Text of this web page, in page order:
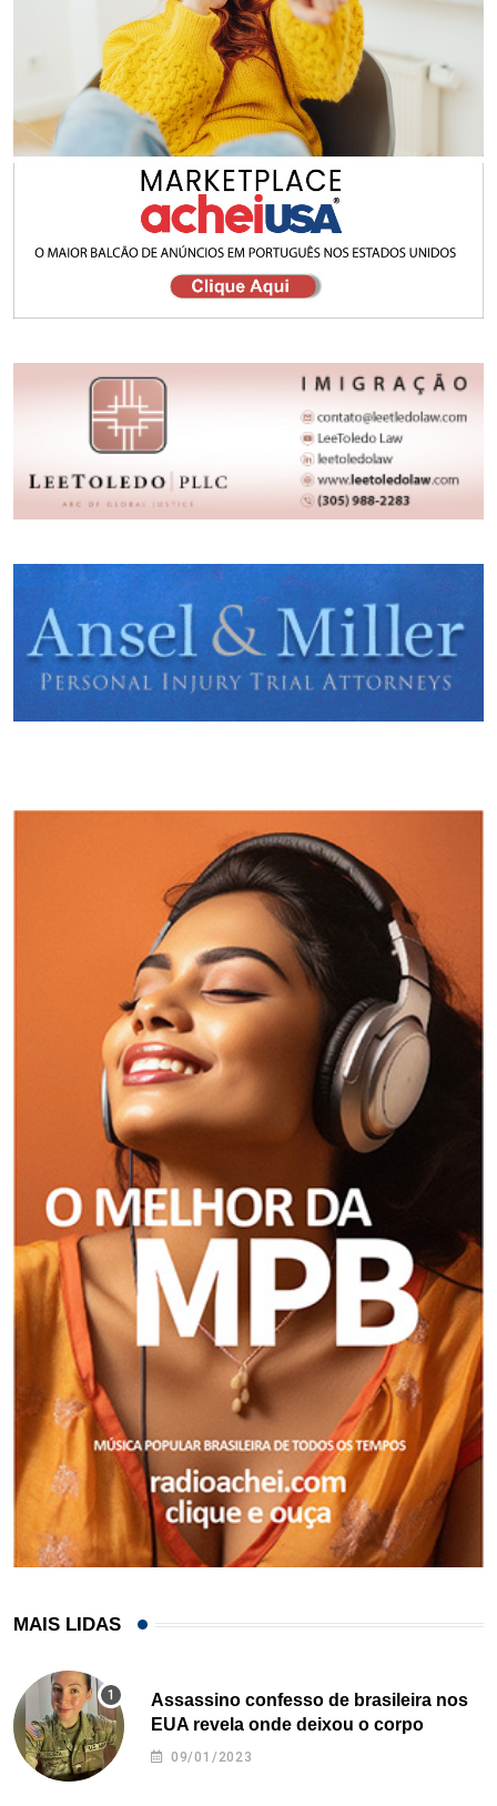
MAIS LIDAS
Assassino confesso de brasileira nos
EUA revela onde deixou o corpo
09/01/2023